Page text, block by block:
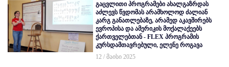
გაცვლითი პროგრამები ახალგაზრდას
აძლევს წვდომას არამხოლოდ ძალიან
კარგ განათლებაზე, არამედ აკავშირებს
ევროპისა და ამერიკის მოქალაქეებს
ქართველებთან - FLEX პროგრამის
კურსდამთავრებული, ელენე როგავა
12 / მაისი 2025